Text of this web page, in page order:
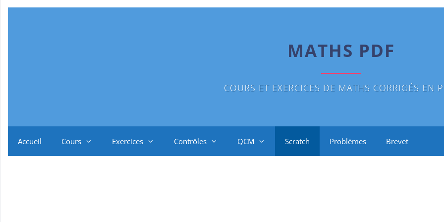
MATHS PDF
COURS ET EXERCICES DE MATHS CORRIGÉS EN
Accueil Cours Exercices Contrôles QCM Scratch Problèmes Brevet